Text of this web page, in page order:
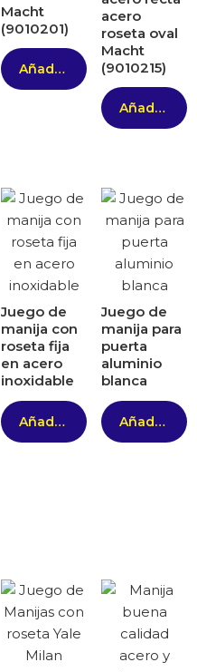
Macht
(9010201)
Añadir al carrito
acero
roseta oval
Macht
(9010215)
Añadir al carrito
Juego de
manija con
roseta fija
en acero
inoxidable
Añadir al carrito
Juego de
manija para
puerta
aluminio
blanca
Añadir al carrito